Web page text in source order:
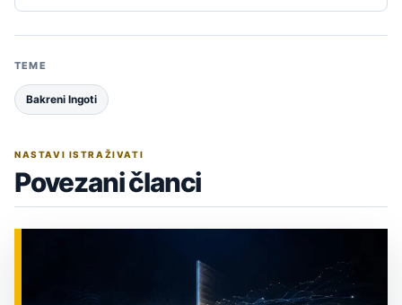
TEME
Bakreni Ingoti
NASTAVI ISTRAŽIVATI
Povezani članci